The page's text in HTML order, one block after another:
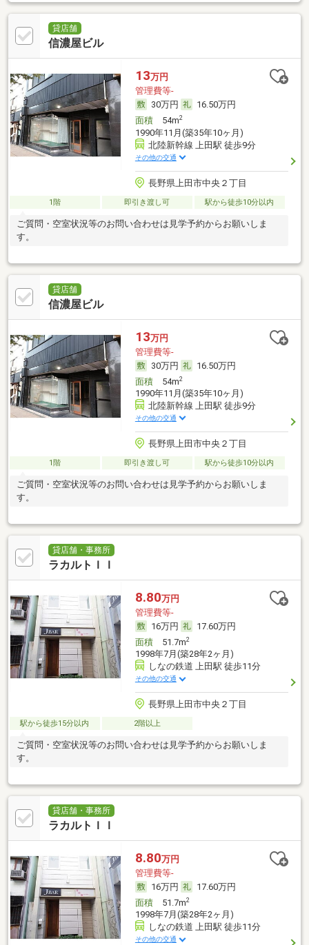
貸店舗
信濃屋ビル
13万円
管理費等-
30万円
16.50万円
面積54m2
1990年11月(築35年10ヶ月)
北陸新幹線 上田駅 徒歩9分
その他の交通
長野県上田市中央２丁目
1階 即引き渡し可 駅から徒歩10分以内
ご質問・空室状況等のお問い合わせは見学予約からお願いしま
す。
貸店舗
信濃屋ビル
13万円
管理費等-
30万円
16.50万円
面積54m2
1990年11月(築35年10ヶ月)
北陸新幹線 上田駅 徒歩9分
その他の交通
長野県上田市中央２丁目
1階 即引き渡し可 駅から徒歩10分以内
ご質問・空室状況等のお問い合わせは見学予約からお願いしま
す。
貸店舗・事務所
ラカルトＩＩ
8.80万円
管理費等-
16万円
17.60万円
面積51.7m2
1998年7月(築28年2ヶ月)
しなの鉄道 上田駅 徒歩11分
その他の交通
長野県上田市中央２丁目
駅から徒歩15分以内 2階以上
ご質問・空室状況等のお問い合わせは見学予約からお願いしま
す。
貸店舗・事務所
ラカルトＩＩ
8.80万円
管理費等-
16万円
17.60万円
面積51.7m2
1998年7月(築28年2ヶ月)
しなの鉄道 上田駅 徒歩11分
その他の交通